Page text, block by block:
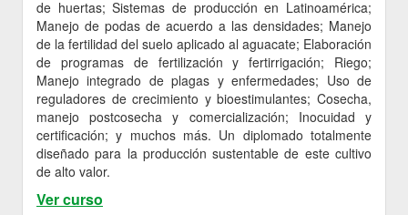
de huertas; Sistemas de producción en Latinoamérica;
Manejo de podas de acuerdo a las densidades; Manejo
de la fertilidad del suelo aplicado al aguacate; Elaboración
de programas de fertilización y fertirrigación; Riego;
Manejo integrado de plagas y enfermedades; Uso de
reguladores de crecimiento y bioestimulantes; Cosecha,
manejo postcosecha y comercialización; Inocuidad y
certificación; y muchos más. Un diplomado totalmente
diseñado para la producción sustentable de este cultivo
de alto valor.
Ver curso